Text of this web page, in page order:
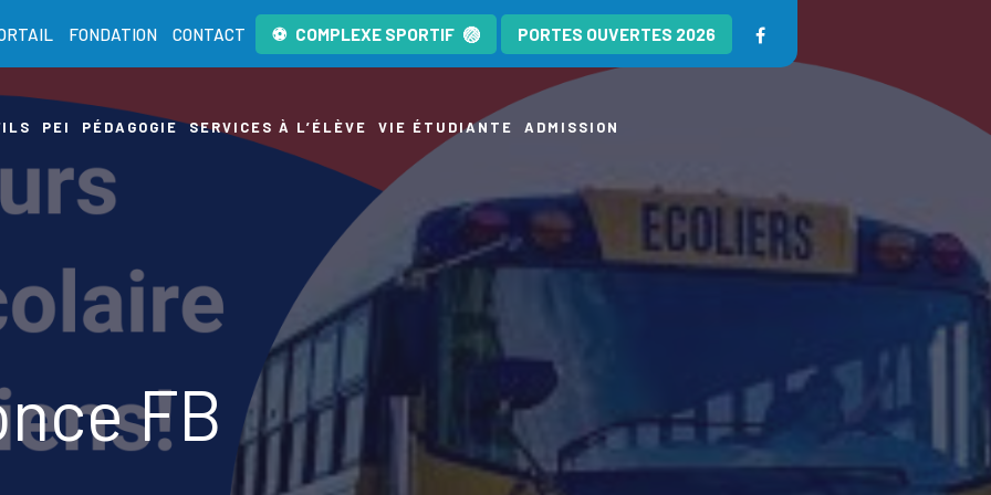
FONDATION CONTACT COMPLEXE SPORTIF PORTES OUVERTES 2026
PEI PÉDAGOGIE SERVICES À L’ÉLÈVE VIE ÉTUDIANTE ADMISSION
FB